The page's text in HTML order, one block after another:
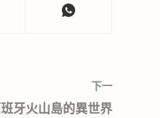
下一
班牙火山島的異世界